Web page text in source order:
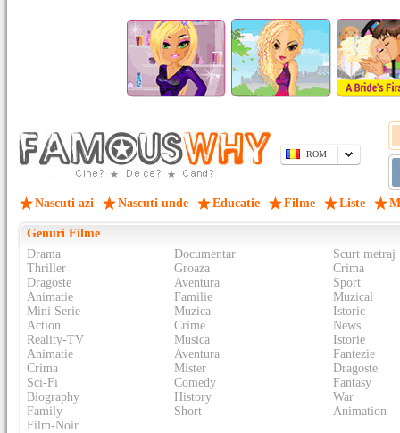
ROM
Nascuti azi Nascuti unde Educatie Filme Liste
Genuri Filme
Drama
Documentar
Scurt metraj
Thriller
Groaza
Crima
Dragoste
Aventura
Sport
Animatie
Familie
Muzical
Mini Serie
Muzica
Istoric
Action
Crime
News
Reality-TV
Musica
Istorie
Animatie
Aventura
Fantezie
Crima
Mister
Dragoste
Sci-Fi
Comedy
Fantasy
Biography
History
War
Family
Short
Animation
Film-Noir